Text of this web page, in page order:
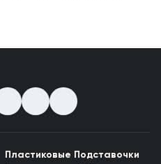
Пластиковые Подставочки